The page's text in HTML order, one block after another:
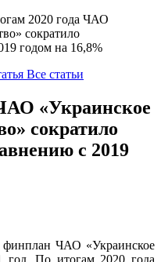
2020 года ЧАО
сократило
годом на 16,8%
Все статьи
«Украинское
сократило
с 2019
ЧАО «Украинское
год. По итогам 2020 года